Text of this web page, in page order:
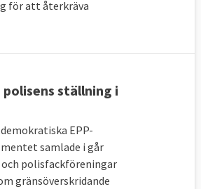
för att återkräva
ställning i
EPP-
samlade i går
polisfackföreningar
gränsöverskridande